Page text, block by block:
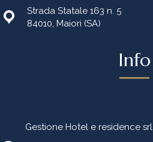
Strada Statale 163 n. 5
84010, Maiori (SA)
Info
Gestione Hotel e residence srl